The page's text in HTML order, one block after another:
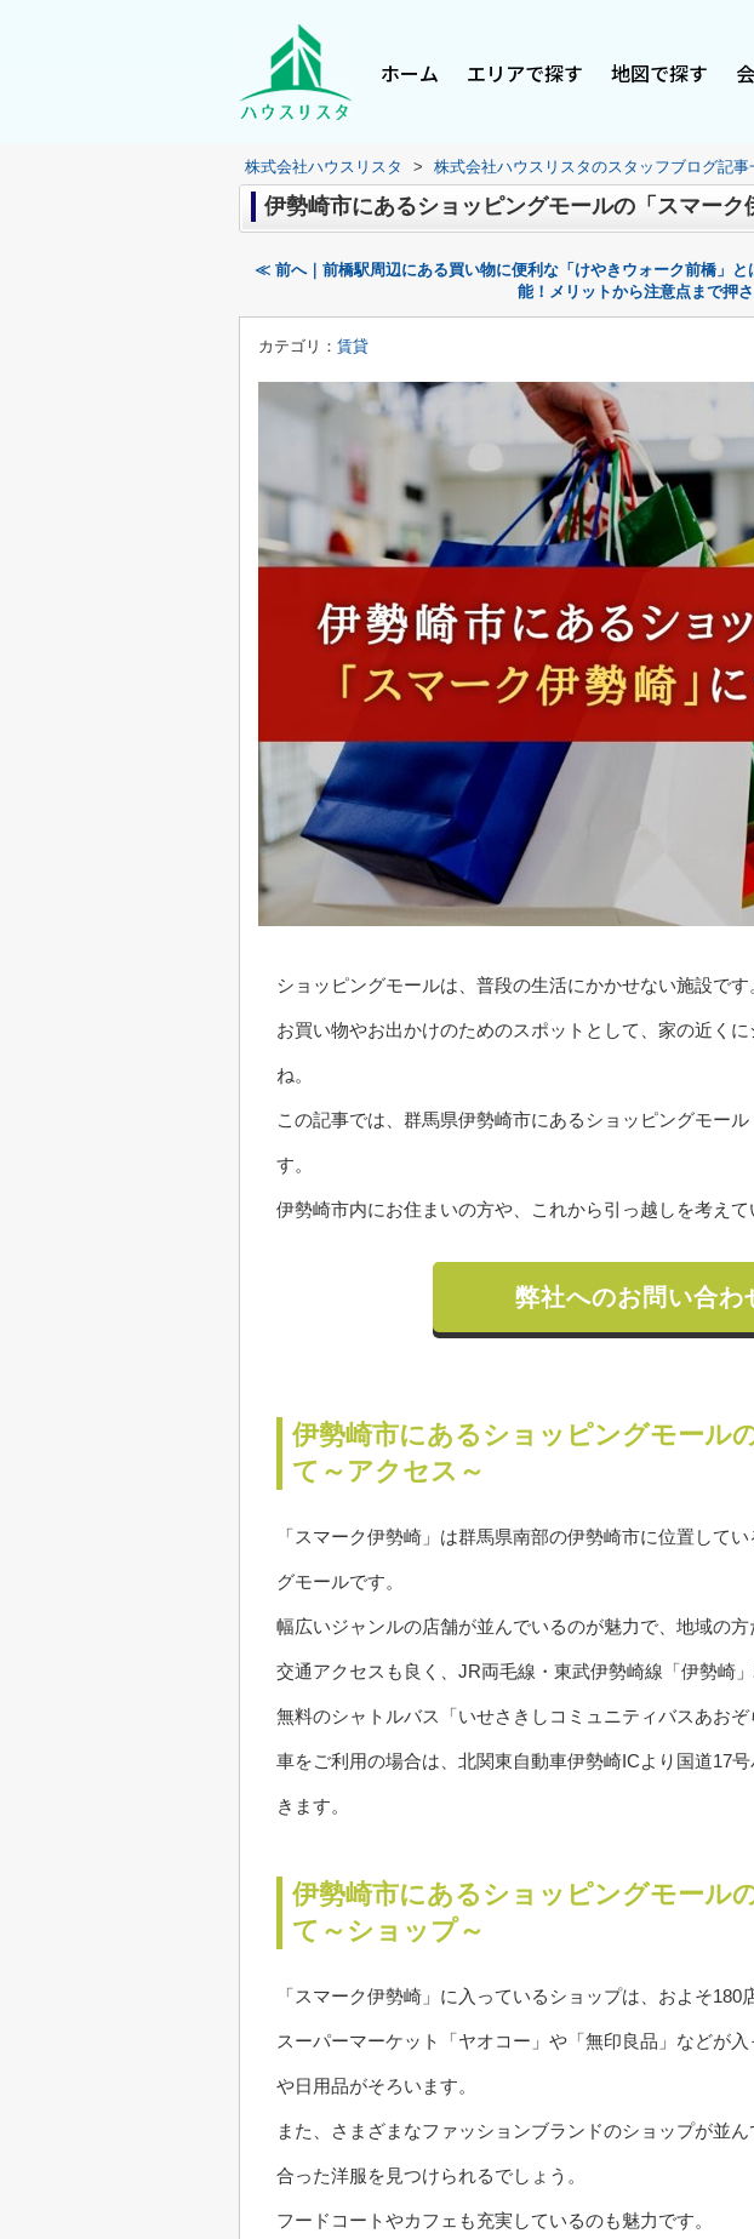
ホーム エリアで探す 地図で探す
株式会社ハウスリスタ > 株式会社ハウスリスタのスタッフブログ記事
伊勢崎市にあるショッピングモールの「スマーク
≪ 前へ｜前橋駅周辺にある買い物に便利な「けやきウォーク前橋」と
能！メリットから注意点まで押
カテゴリ： 賃貸
ショッピングモールは、普段の生活にかかせない施設です
お買い物やお出かけのためのスポットとして、家の近く
ね。
この記事では、群馬県伊勢崎市にあるショッピングモー
す。
伊勢崎市内にお住まいの方や、これから引っ越しを考えて
弊社へのお問い合わ
伊勢崎市にあるショッピングモール
て～アクセス～
「スマーク伊勢崎」は群馬県南部の伊勢崎市に位置して
グモールです。
幅広いジャンルの店舗が並んでいるのが魅力で、地域の方
交通アクセスも良く、JR両毛線・東武伊勢崎線「伊勢崎
無料のシャトルバス「いせさきしコミュニティバスあおぞ
車をご利用の場合は、北関東自動車伊勢崎ICより国道17
きます。
伊勢崎市にあるショッピングモール
て～ショップ～
「スマーク伊勢崎」に入っているショップは、およそ180
スーパーマーケット「ヤオコー」や「無印良品」などが
や日用品がそろいます。
また、さまざまなファッションブランドのショップが並
合った洋服を見つけられるでしょう。
フードコートやカフェも充実しているのも魅力です。